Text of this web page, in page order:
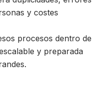
y costes
procesos dentro de
y preparada